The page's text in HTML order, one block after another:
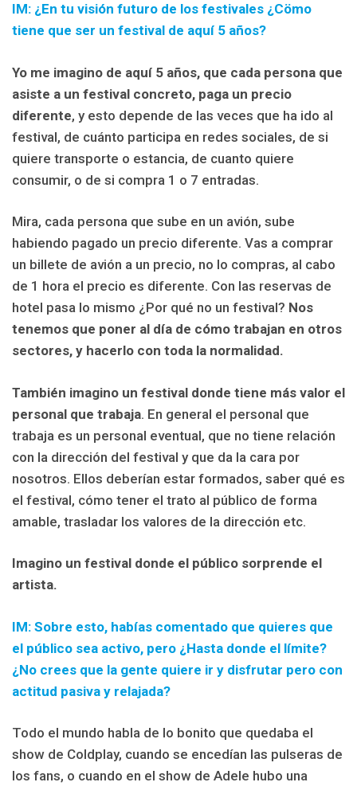
IM: ¿En tu visión futuro de los festivales ¿Cömo
tiene que ser un festival de aquí 5 años?
Yo me imagino de aquí 5 años, que cada persona que
asiste a un festival concreto, paga un precio
diferente, y esto depende de las veces que ha ido al
festival, de cuánto participa en redes sociales, de si
quiere transporte o estancia, de cuanto quiere
consumir, o de si compra 1 o 7 entradas.
Mira, cada persona que sube en un avión, sube
habiendo pagado un precio diferente. Vas a comprar
un billete de avión a un precio, no lo compras, al cabo
de 1 hora el precio es diferente. Con las reservas de
hotel pasa lo mismo ¿Por qué no un festival? Nos
tenemos que poner al día de cómo trabajan en otros
sectores, y hacerlo con toda la normalidad.
También imagino un festival donde tiene más valor el
personal que trabaja. En general el personal que
trabaja es un personal eventual, que no tiene relación
con la dirección del festival y que da la cara por
nosotros. Ellos deberían estar formados, saber qué es
el festival, cómo tener el trato al público de forma
amable, trasladar los valores de la dirección etc.
Imagino un festival donde el público sorprende el
artista.
IM: Sobre esto, habías comentado que quieres que
el público sea activo, pero ¿Hasta donde el límite?
¿No crees que la gente quiere ir y disfrutar pero con
actitud pasiva y relajada?
Todo el mundo habla de lo bonito que quedaba el
show de Coldplay, cuando se encedían las pulseras de
los fans, o cuando en el show de Adele hubo una